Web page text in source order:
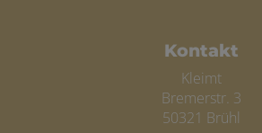
FOOTER - Kontakt
Kleimt
Bremerstr. 3
50321 Brühl